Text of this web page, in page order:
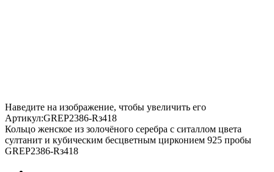
Наведите на изображение, чтобы увеличить его
Артикул:GREP2386-Rз418
Кольцо женское из золочёного серебра с ситаллом цвета
султанит и кубическим бесцветным цирконием 925 пробы
GREP2386-Rз418